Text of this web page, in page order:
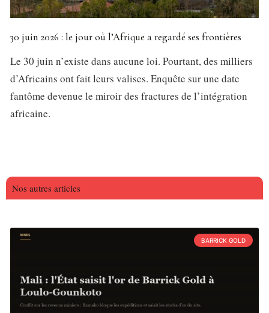
30 juin 2026 : le jour où l’Afrique a regardé ses frontières
Le 30 juin n’existe dans aucune loi. Pourtant, des milliers
d’Africains ont fait leurs valises. Enquête sur une date
fantôme devenue le miroir des fractures de l’intégration
africaine.
Nos autres articles
BARRICK GOLD